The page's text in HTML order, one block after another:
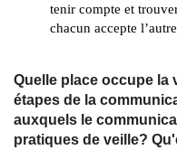
tenir compte et
chacun accepte
Quelle place occupe la
étapes de la
auxquels le
pratiques de veille?